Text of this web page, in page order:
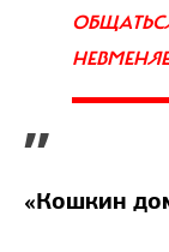
”
«Кошкин